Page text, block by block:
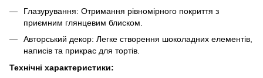
Глазурування: Отримання рівномірного покриття з
приємним глянцевим блиском.
Авторський декор: Легке створення шоколадних елементів,
написів та прикрас для тортів.
Технічні характеристики: